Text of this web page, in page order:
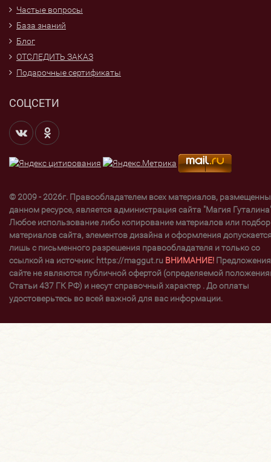
Частые вопросы
База знаний
Блог
ОТСЛЕДИТЬ ЗАКАЗ
Подарочные сертификаты
СОЦСЕТИ
© 2009 - 2026г. Правообладателем всех материалов,
данном ресурсе, является администрация сайта "Магия
Любое использование либо копирование материалов или
материалов сайта, элементов дизайна и оформления
лишь с письменного разрешения правообладателя и только со
ссылкой на источник: https://maggut.ru ВНИМАНИЕ!
сайте не являются публичной офертой (определяемой
Статьи 437 ГК РФ) и несут справочный характер . До оплаты
удостоверьтесь во всей важной для вас информации.